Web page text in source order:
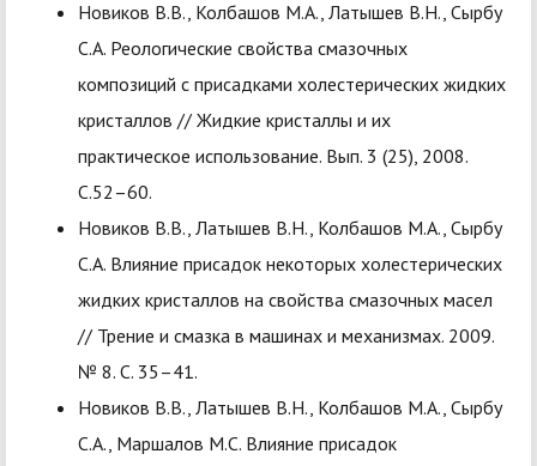
Новиков В.В., Колбашов М.А., Латышев В.Н., Сырбу
С.А. Реологические свойства смазочных
композиций с присадками холестерических жидких
кристаллов // Жидкие кристаллы и их
практическое использование. Вып. 3 (25), 2008.
С.52–60.
Новиков В.В., Латышев В.Н., Колбашов М.А., Сырбу
С.А. Влияние присадок некоторых холестерических
жидких кристаллов на свойства смазочных масел
// Трение и смазка в машинах и механизмах. 2009.
№ 8. С. 35–41.
Новиков В.В., Латышев В.Н., Колбашов М.А., Сырбу
С.А., Маршалов М.С. Влияние присадок